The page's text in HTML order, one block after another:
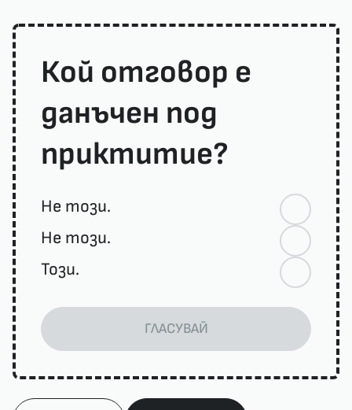
Кой отговор е
данъчен под
приктитие?
Не този.
Не този.
Този.
ГЛАСУВАЙ